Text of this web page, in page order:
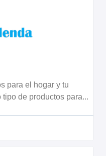
para el hogar y tu
de productos para...